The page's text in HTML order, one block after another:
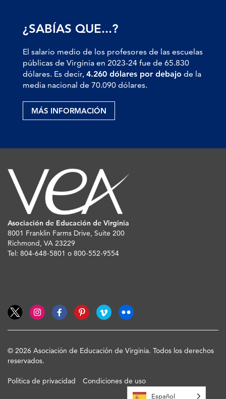
¿SABÍAS QUE...?
El salario medio de los profesores de las escuelas
públicas de Virginia en 2023-24 fue de 65.830
dólares. Es decir, 4.260 dólares por debajo de la
media nacional de 70.090 dólares.
MÁS INFORMACIÓN
Asociación de Educación de Virginia
8001 Franklin Farms Drive, Suite 200
Richmond, VA 23229
Tel: 804-648-5801 o 800-552-9554
© 2026 Asociación de Educación de Virginia. Todos los derechos
reservados.
Política de privacidad Condiciones de uso
Español